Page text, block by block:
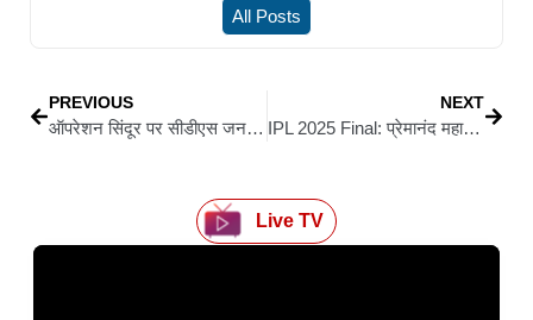
All Posts
PREVIOUS
ऑपरेशन सिंदूर पर सीडीएस जनरल अनिल चौहान का बड़ा बयान “परिणाम और कार्यशैली दोनों महत्वपूर्ण होते हैं”
NEXT
IPL 2025 Final: प्रेमानंद महाराज का दरबार, विराट कोहली संग चमत्कार…18 साल बाद RCB का खिताबी सपना पूरा
Live TV